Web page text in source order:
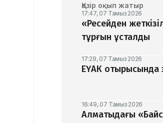
Қазір оқып жатыр
17:47, 07 Тамыз 2026
«Ресейден
тұрғын ұсталды
17:29, 07 Тамыз 2026
ЕҮАК отырысында
16:49, 07 Тамыз 2026
Алматыдағы